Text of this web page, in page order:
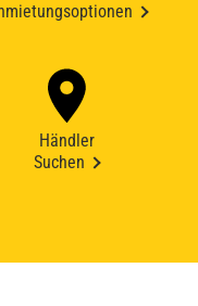
Händler
Suchen